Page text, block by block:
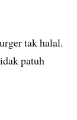
tak halal.
patuh